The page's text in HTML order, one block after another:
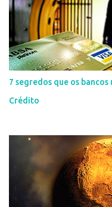
7 segredos que os
Crédito